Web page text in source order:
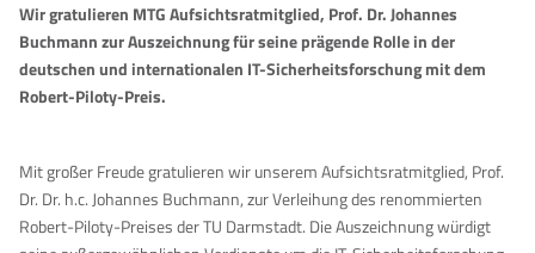
Wir gratulieren MTG Aufsichtsratmitglied, Prof. Dr. Johannes
Buchmann zur Auszeichnung für seine prägende Rolle in der
deutschen und internationalen IT-Sicherheitsforschung mit dem
Robert-Piloty-Preis.
Mit großer Freude gratulieren wir unserem Aufsichtsratmitglied, Prof.
Dr. Dr. h.c. Johannes Buchmann, zur Verleihung des renommierten
Robert-Piloty-Preises der TU Darmstadt. Die Auszeichnung würdigt